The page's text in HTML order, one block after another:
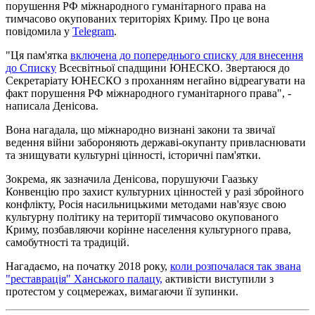
порушення РФ міжнародного гуманітарного права на
тимчасово окупованих територіях Криму. Про це вона
повідомила у Telegram.
"Ця пам'ятка включена до попереднього списку для внесення
до Списку Всесвітньої спадщини ЮНЕСКО. Звертаюся до
Секретаріату ЮНЕСКО з проханням негайно відреагувати на
факт порушення РФ міжнародного гуманітарного права", -
написала Денісова.
Вона нагадала, що міжнародно визнані закони та звичаї
ведення війни забороняють державі-окупанту привласнювати
та знищувати культурні цінності, історичні пам'ятки.
Зокрема, як зазначила Денісова, порушуючи Гаазьку
Конвенцію про захист культурних цінностей у разі збройного
конфлікту, Росія насильницькими методами нав'язує свою
культурну політику на території тимчасово окупованого
Криму, позбавляючи корінне населення культурного права,
самобутності та традицій.
Нагадаємо, на початку 2018 року, коли розпочалася так звана
"реставрація" Ханського палацу, активісти виступили з
протестом у соцмережах, вимагаючи її зупинки.